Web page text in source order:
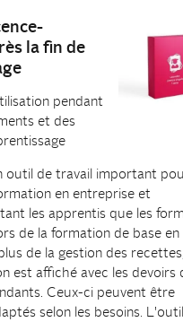
la fin de
pendant
et des
outil de travail important
en entreprise et
les apprentis que les
de la formation de base en
de la gestion des
est affiché avec les devoirs
Ceux-ci peuvent être
selon les besoins.